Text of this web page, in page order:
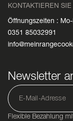
KONTAKTIEREN
Öffnungszeiten :
0351 85032991
Newsletter
Flexible Bezahlung